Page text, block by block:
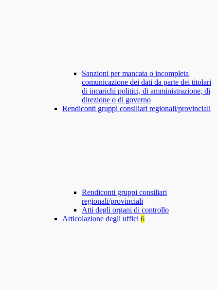
Sanzioni per mancata o incompleta
comunicazione dei dati da parte dei titolari
di incarichi politici, di amministrazione, di
direzione o di governo
Rendiconti gruppi consiliari regionali/provinciali
Rendiconti gruppi consiliari
regionali/provinciali
Atti degli organi di controllo
Articolazione degli uffici 6